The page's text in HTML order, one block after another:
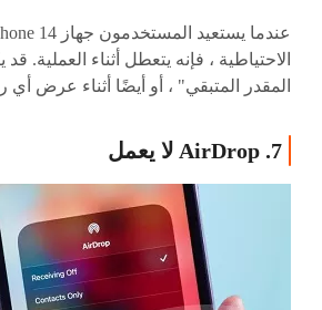
الاحتياطية ، فإنه يتعطل أثناء العملية.
المقدر المتبقي" ، أو أيضًا أثناء عرض
7. AirDrop لا يعمل